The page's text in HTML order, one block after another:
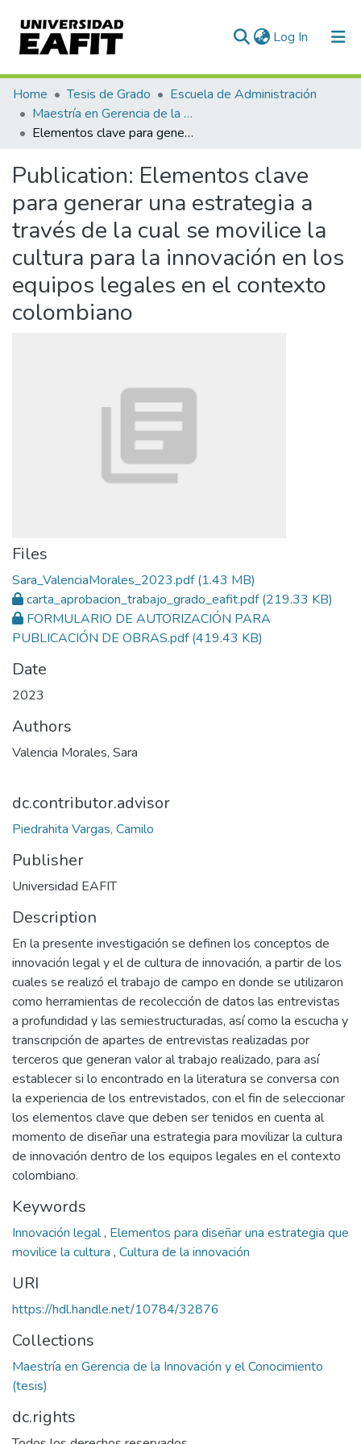
Log In (current)
Communities & Collections
All of DSpace
Home Tesis de Grado
Escuela de Administración
Maestría en Gerencia de la Innovación y el Conocimiento (tesis)
Elementos clave para generar una estrategia a través de la cual se movilice la cultura para la innovación en los equipos legales en el contexto colombiano
Publication: Elementos clave
para generar una estrategia a
través de la cual se movilice la
cultura para la innovación en los
equipos legales en el contexto
colombiano
Files
Sara_ValenciaMorales_2023.pdf(1.43 MB)
carta_aprobacion_trabajo_grado_eafit.pdf(219.33 KB)
FORMULARIO DE AUTORIZACIÓN PARA
PUBLICACIÓN DE OBRAS.pdf(419.43 KB)
Date
2023
Authors
Valencia Morales, Sara
dc.contributor.advisor
Piedrahita Vargas, Camilo
Publisher
Universidad EAFIT
Description
En la presente investigación se definen los conceptos de
innovación legal y el de cultura de innovación, a partir de los
cuales se realizó el trabajo de campo en donde se utilizaron
como herramientas de recolección de datos las entrevistas
a profundidad y las semiestructuradas, así como la escucha y
transcripción de apartes de entrevistas realizadas por
terceros que generan valor al trabajo realizado, para así
establecer si lo encontrado en la literatura se conversa con
la experiencia de los entrevistados, con el fin de seleccionar
los elementos clave que deben ser tenidos en cuenta al
momento de diseñar una estrategia para movilizar la cultura
de innovación dentro de los equipos legales en el contexto
colombiano.
Keywords
Innovación legal, Elementos para diseñar una estrategia que
movilice la cultura , Cultura de la innovación
URI
https://hdl.handle.net/10784/32876
Collections
Maestría en Gerencia de la Innovación y el Conocimiento
(tesis)
dc.rights